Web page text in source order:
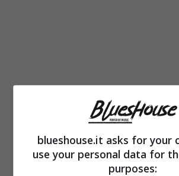
protagonista di “Bridgerton 4” (
serie andrà avanti
otto romanziquesto è sicuro)
blueshouse.it asks for your
use your personal data for
purposes: